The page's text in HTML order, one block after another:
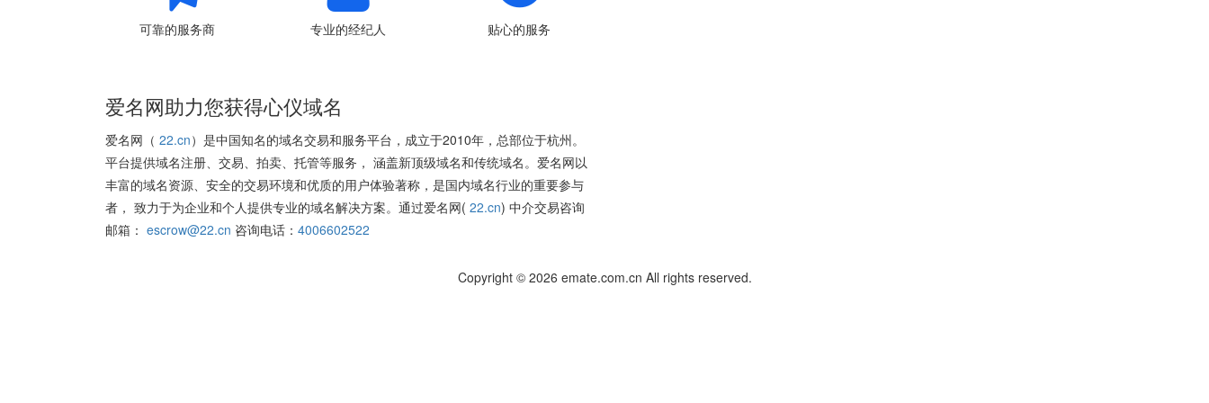
可靠的服务商 专业的经纪人 贴心的服务
爱名网助力您获得心仪域名
爱名网（ 22.cn）是中国知名的域名交易和服务平台，成立于2010年，总部位于杭州。
平台提供域名注册、交易、拍卖、托管等服务， 涵盖新顶级域名和传统域名。爱名网以
丰富的域名资源、安全的交易环境和优质的用户体验著称，是国内域名行业的重要参与
者， 致力于为企业和个人提供专业的域名解决方案。通过爱名网( 22.cn) 中介交易咨询
邮箱： escrow@22.cn 咨询电话： 4006602522
Copyright © 2026 emate.com.cn All rights reserved.